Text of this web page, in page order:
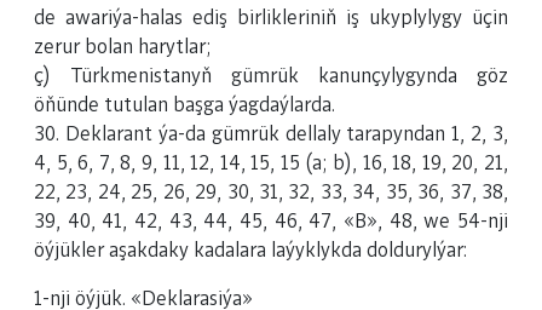
de awariýa-halas ediş birlikleriniň iş ukyplylygy üçin
zerur bolan harytlar;
ç) Türkmenistanyň gümrük kanunçylygynda göz
öňünde tutulan başga ýagdaýlarda.
30. Deklarant ýa-da gümrük dellaly tarapyndan 1, 2, 3,
4, 5, 6, 7, 8, 9, 11, 12, 14, 15, 15 (а; b), 16, 18, 19, 20, 21,
22, 23, 24, 25, 26, 29, 30, 31, 32, 33, 34, 35, 36, 37, 38,
39, 40, 41, 42, 43, 44, 45, 46, 47, «В», 48, we 54-nji
öýjükler aşakdaky kadalara laýyklykda doldurylýar:
1-nji öýjük. «Deklarasiýa»